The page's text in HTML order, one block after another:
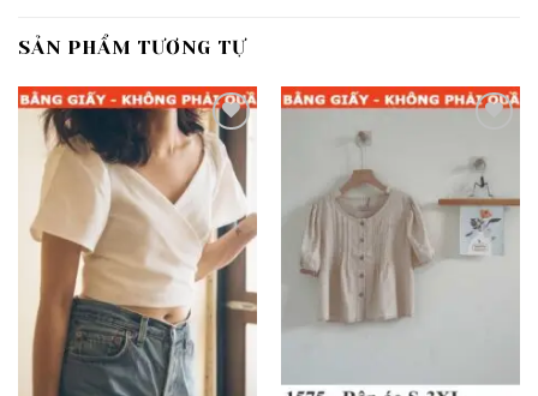
SẢN PHẨM TƯƠNG TỰ
Add to
wishlist
wishlist